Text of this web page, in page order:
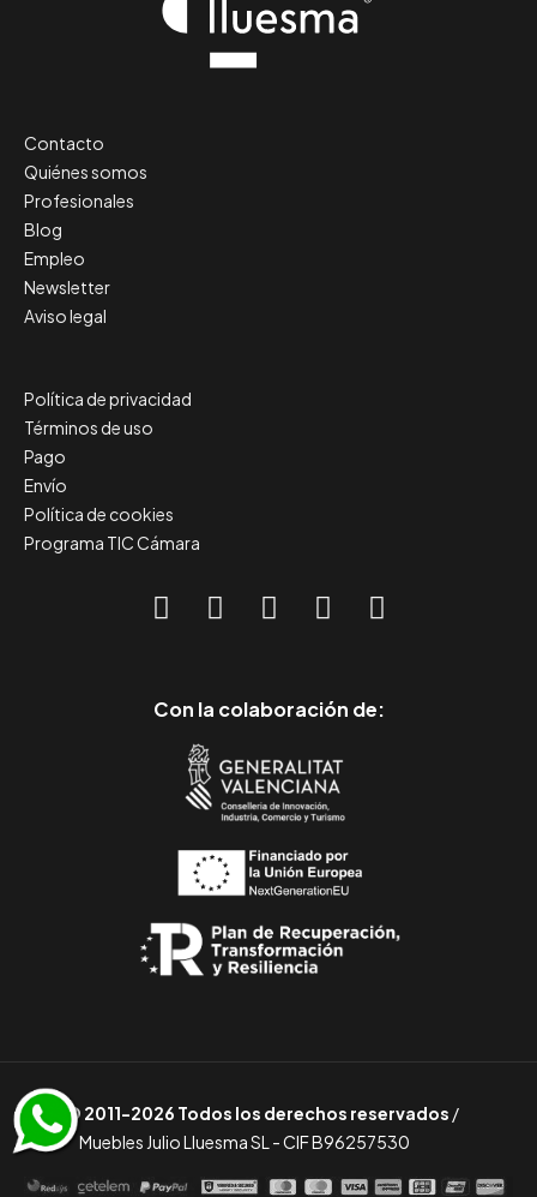
Contacto
Quiénes somos
Profesionales
Blog
Empleo
Newsletter
Aviso legal
Política de privacidad
Términos de uso
Pago
Envío
Política de cookies
Programa TIC Cámara
Con la colaboración de:
© 2011-2026 Todos los derechos reservados /
Muebles Julio Lluesma SL - CIF B96257530